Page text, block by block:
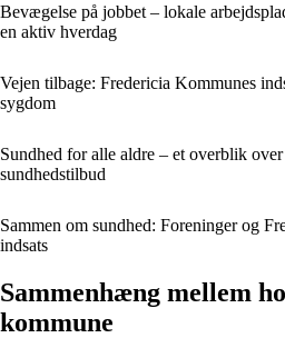
Bevægelse på jobbet – lokale
en aktiv hverdag
Vejen tilbage: Fredericia Kommunes
sygdom
Sundhed for alle aldre – et overblik
sundhedstilbud
Sammen om sundhed: Foreninger og
indsats
Sammenhæng mellem
kommune